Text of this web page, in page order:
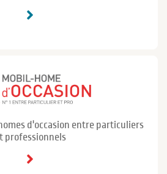
d'occasion entre particuliers
professionnels